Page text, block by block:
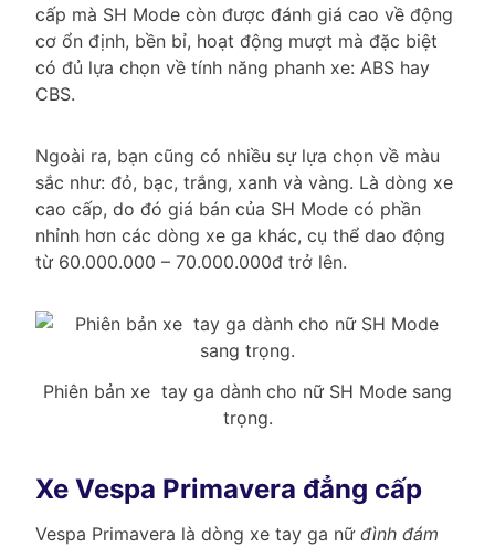
cấp mà SH Mode còn được đánh giá cao về động
cơ ổn định, bền bỉ, hoạt động mượt mà đặc biệt
có đủ lựa chọn về tính năng phanh xe: ABS hay
CBS.
Ngoài ra, bạn cũng có nhiều sự lựa chọn về màu
sắc như: đỏ, bạc, trắng, xanh và vàng. Là dòng xe
cao cấp, do đó giá bán của SH Mode có phần
nhỉnh hơn các dòng xe ga khác, cụ thể dao động
từ 60.000.000 – 70.000.000đ trở lên.
Phiên bản xe tay ga dành cho nữ SH Mode sang
trọng.
Xe Vespa Primavera đẳng cấp
Vespa Primavera là dòng xe tay ga nữ đình đám